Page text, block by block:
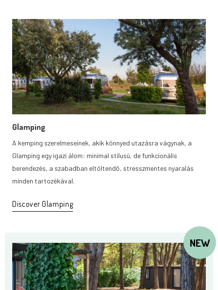
Glamping
A kemping szerelmeseinek, akik könnyed utazásra vágynak, a
Glamping egy igazi álom: minimal stílusú, de funkcionális
berendezés, a szabadban eltöltendő, stresszmentes nyaralás
minden tartozékával.
Discover Glamping
NEW